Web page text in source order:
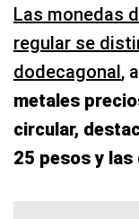
Las monedas
regular se
dodecagonal,
metales
circular,
25 pesos y